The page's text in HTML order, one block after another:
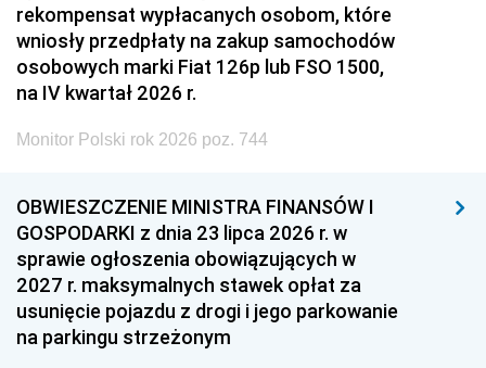
rekompensat wypłacanych osobom, które
wniosły przedpłaty na zakup samochodów
osobowych marki Fiat 126p lub FSO 1500,
na IV kwartał 2026 r.
Monitor Polski rok 2026 poz. 744
OBWIESZCZENIE MINISTRA FINANSÓW I
GOSPODARKI z dnia 23 lipca 2026 r. w
sprawie ogłoszenia obowiązujących w
2027 r. maksymalnych stawek opłat za
usunięcie pojazdu z drogi i jego parkowanie
na parkingu strzeżonym